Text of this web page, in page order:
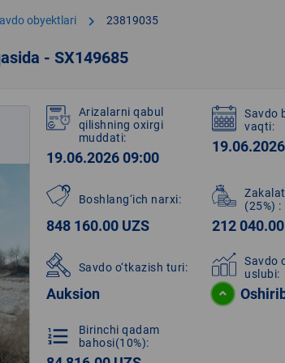
obyektlari chevron_right 23819035
- SX149685
Arizalarni qabul
qilishning oxirgi
muddati:
19.06.2026 09:00
Savdo
vaqti:
Boshlang‘ich narxi:
848 160.00 UZS
(25%) :
212
Savdo o‘tkazish turi:
Auksion
Savdo
uslubi:
format_list_numbered
Birinchi qadam
bahosi(10%):